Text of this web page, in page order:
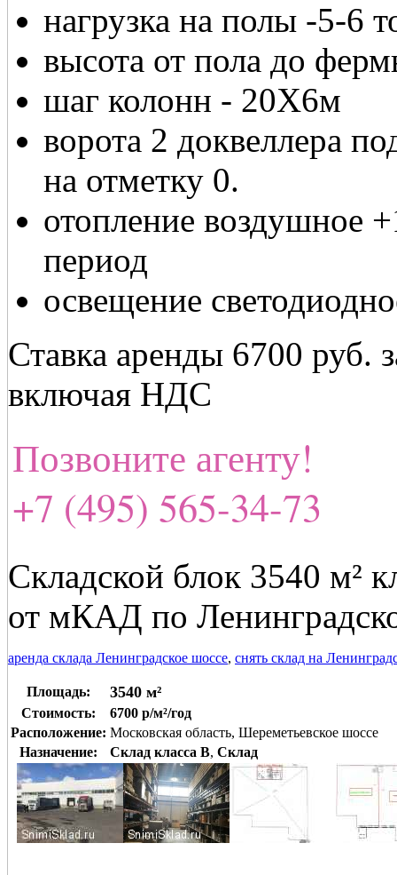
нагрузка на полы -5-6
высота от пола до
шаг колонн - 20Х6м
ворота 2 доквеллера
на отметку 0.
отопление воздушное
период
освещение
Ставка аренды 6700 руб.
включая НДС
Позвоните агенту!
+7 (495) 565-34-73
Складской блок 3540 м²
от мКАД по
аренда склада Ленинградское шоссе, снять склад на
Площадь: 3540 м²
Стоимость:
6700 р/м²/год
Расположение: Московская область, Шереметьевское шоссе
Назначение:
Склад класса B, Склад